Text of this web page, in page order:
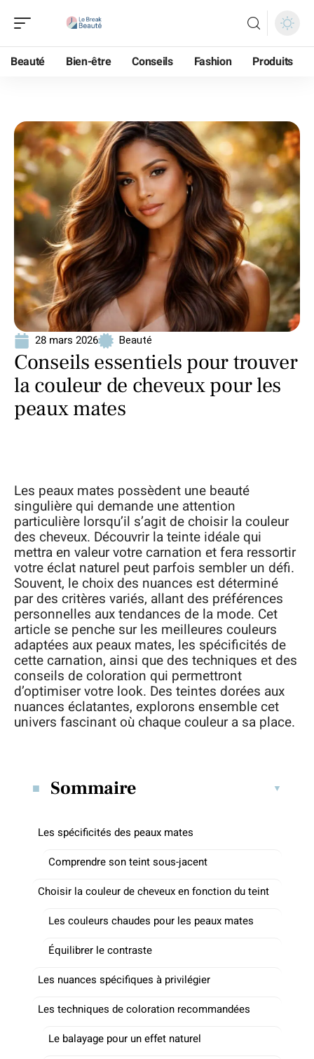
Beauté Bien-être Conseils Fashion Produits
28 mars 2026 Beauté
Conseils essentiels pour trouver
la couleur de cheveux pour les
peaux mates
Les peaux mates possèdent une beauté
singulière qui demande une attention
particulière lorsqu’il s’agit de choisir la couleur
des cheveux. Découvrir la teinte idéale qui
mettra en valeur votre carnation et fera ressortir
votre éclat naturel peut parfois sembler un défi.
Souvent, le choix des nuances est déterminé
par des critères variés, allant des préférences
personnelles aux tendances de la mode. Cet
article se penche sur les meilleures couleurs
adaptées aux peaux mates, les spécificités de
cette carnation, ainsi que des techniques et des
conseils de coloration qui permettront
d’optimiser votre look. Des teintes dorées aux
nuances éclatantes, explorons ensemble cet
univers fascinant où chaque couleur a sa place.
Sommaire
Les spécificités des peaux mates
Comprendre son teint sous-jacent
Choisir la couleur de cheveux en fonction du teint
Les couleurs chaudes pour les peaux mates
Équilibrer le contraste
Les nuances spécifiques à privilégier
Les techniques de coloration recommandées
Le balayage pour un effet naturel